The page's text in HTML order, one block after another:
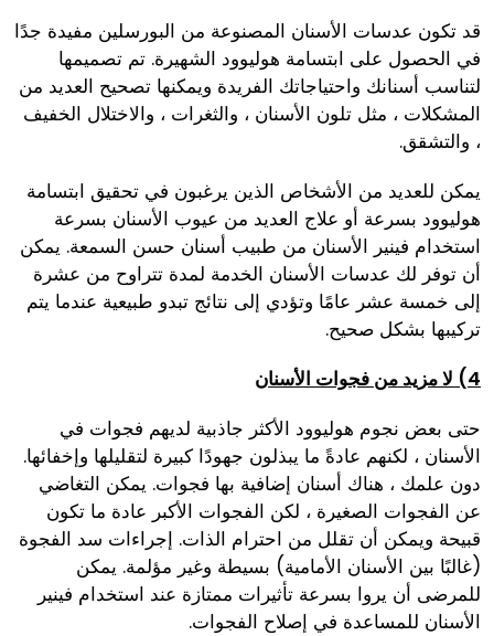
قد تكون عدسات الأسنان المصنوعة من البورسلين مفيدة جدًا
في الحصول على ابتسامة هوليوود الشهيرة. تم تصميمها
لتناسب أسنانك واحتياجاتك الفريدة ويمكنها تصحيح العديد من
المشكلات ، مثل تلون الأسنان ، والثغرات ، والاختلال الخفيف
، والتشقق.
يمكن للعديد من الأشخاص الذين يرغبون في تحقيق ابتسامة
هوليوود بسرعة أو علاج العديد من عيوب الأسنان بسرعة
استخدام فينير الأسنان من طبيب أسنان حسن السمعة. يمكن
أن توفر لك عدسات الأسنان الخدمة لمدة تتراوح من عشرة
إلى خمسة عشر عامًا وتؤدي إلى نتائج تبدو طبيعية عندما يتم
تركيبها بشكل صحيح.
4) لا مزيد من فجوات الأسنان
حتى بعض نجوم هوليوود الأكثر جاذبية لديهم فجوات في
الأسنان ، لكنهم عادةً ما يبذلون جهودًا كبيرة لتقليلها وإخفائها.
دون علمك ، هناك أسنان إضافية بها فجوات. يمكن التغاضي
عن الفجوات الصغيرة ، لكن الفجوات الأكبر عادة ما تكون
قبيحة ويمكن أن تقلل من احترام الذات. إجراءات سد الفجوة
(غالبًا بين الأسنان الأمامية) بسيطة وغير مؤلمة. يمكن
للمرضى أن يروا بسرعة تأثيرات ممتازة عند استخدام فينير
الأسنان للمساعدة في إصلاح الفجوات.